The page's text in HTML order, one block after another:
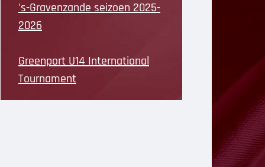
's-Gravenzande seizoen 2025-
2026
Greenport U14 International
Tournament